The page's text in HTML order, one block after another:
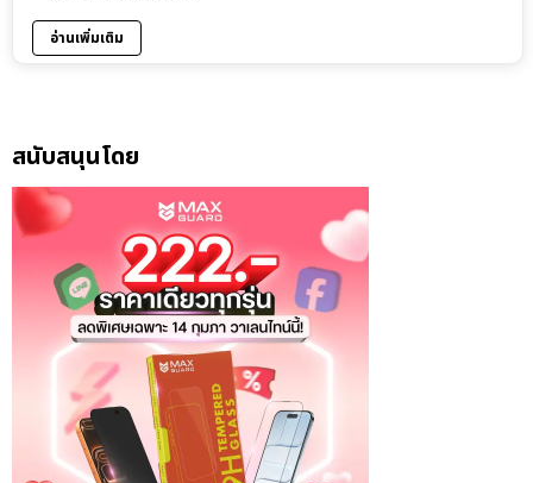
อ่านเพิ่มเติม
สนับสนุนโดย